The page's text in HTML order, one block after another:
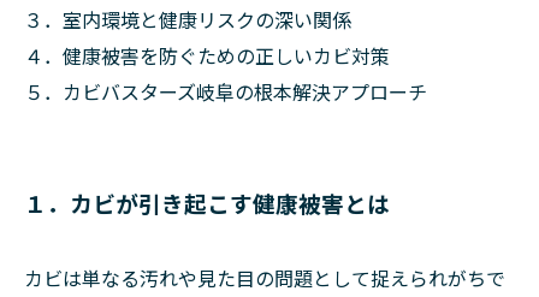
３．室内環境と健康リスクの深い関係
４．健康被害を防ぐための正しいカビ対策
５．カビバスターズ岐阜の根本解決アプローチ
１．カビが引き起こす健康被害とは
カビは単なる汚れや見た目の問題として捉えられがちで